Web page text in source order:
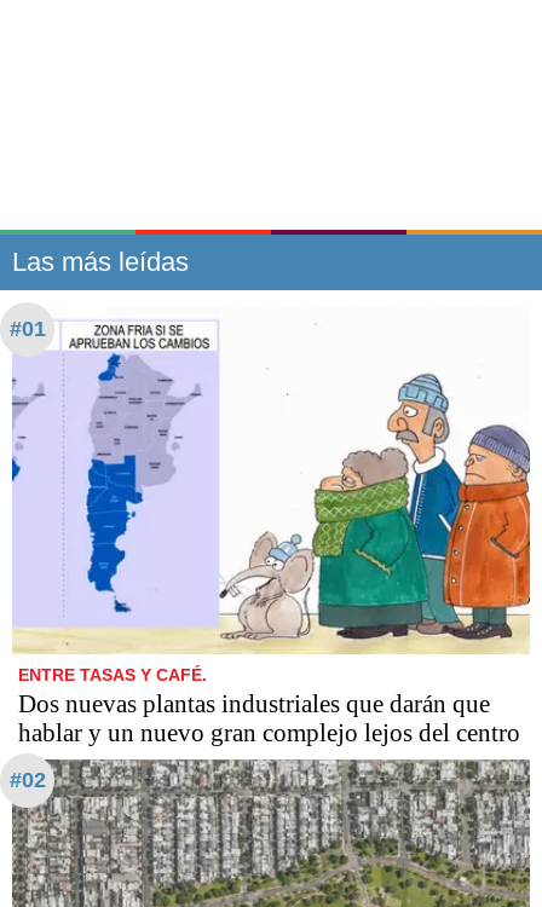
Las más leídas
#01
ENTRE TASAS Y CAFÉ.
Dos nuevas plantas industriales que darán que
hablar y un nuevo gran complejo lejos del centro
#02